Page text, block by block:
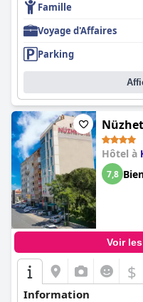
Famille
Voyage d'Affaires
Parking
Hôtel à
7,8
Voir
$
Information